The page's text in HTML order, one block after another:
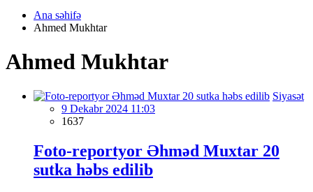
Ana səhifə
Ahmed Mukhtar
Ahmed Mukhtar
Siyasət
9 Dekabr 2024 11:03
1637
Foto-reportyor Əhməd Muxtar 20
sutka həbs edilib